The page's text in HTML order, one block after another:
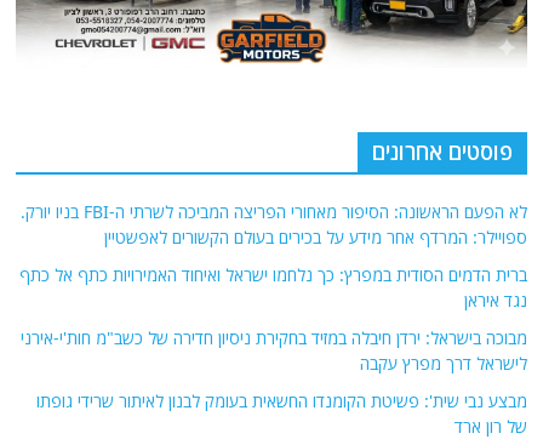
פוסטים אחרונים
לא הפעם הראשונה: הסיפור מאחורי הפריצה המביכה לשרתי ה-FBI בניו יורק.
ספויילר: המרדף אחר מידע על בכירים בעולם הקשורים לאפשטיין
ברית הדמים הסודית במפרץ: כך נלחמו ישראל ואיחוד האמירויות כתף אל כתף
נגד איראן
מבוכה בישראל: ירדן חיבלה במזיד בחקירת ניסיון חדירה של כשב"מ חות'י-אירני
לישראל דרך מפרץ עקבה
מבצע נבי שית': פשיטת הקומנדו החשאית בעומק לבנון לאיתור שרידי גופתו
של רון ארד